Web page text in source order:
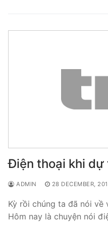
Điện thoại khi dự
ADMIN 28 DECEMBER,
Kỳ rồi chúng ta đã nói về
Hôm nay là chuyện nói